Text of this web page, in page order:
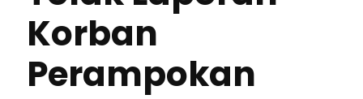
Korban
Perampokan